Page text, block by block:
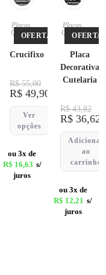
OFERTA!
Placas,
Quadro
s
Crucifixo
R$55,00
R$49,90
Ver
opções
ou 3x de
R$ 16,63 s/
juros
OFERTA!
Placas,
Quadro
s
Placa
Decorativa
Cutelaria
R$43,82
R$ 36,62
Adicionar
ao
carrinho
ou 3x de
R$ 12,21 s/
juros